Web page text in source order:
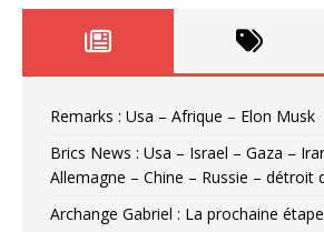
Remarks : Usa – Afrique – Elon Musk
Brics News : Usa – Israel – Gaza –
Allemagne – Chine – Russie – détroit
Archange Gabriel : La prochaine étape